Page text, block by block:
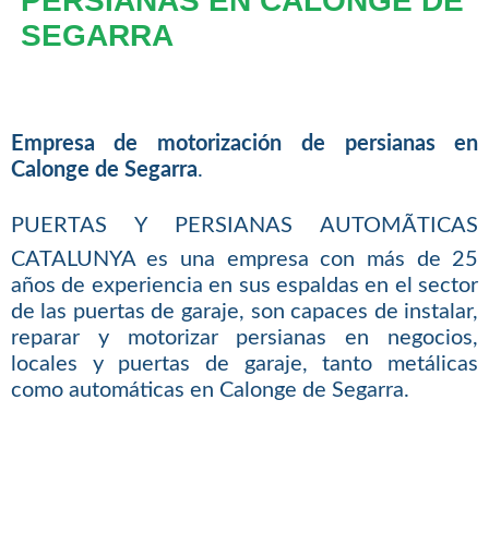
SEGARRA
Empresa de motorización de persianas en
Calonge de Segarra.
PUERTAS Y PERSIANAS AUTOMÃTICAS
CATALUNYA es una empresa con más de 25
años de experiencia en sus espaldas en el sector
de las puertas de garaje, son capaces de instalar,
reparar y motorizar persianas en negocios,
locales y puertas de garaje, tanto metálicas
como automáticas en Calonge de Segarra.